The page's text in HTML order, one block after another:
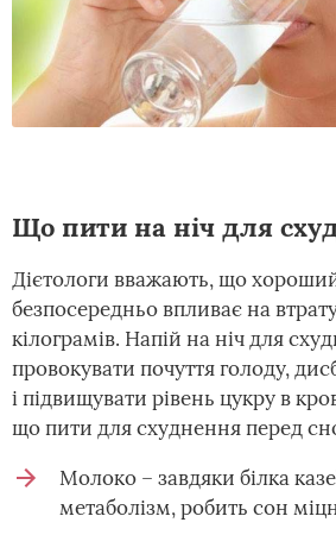
Що пити на ніч для
Дієтологи вважають, що
безпосередньо впливає на
кілограмів. Напій на ніч для
провокувати почуття голоду,
і підвищувати рівень цукру в
що пити для схуднення перед
Молоко – завдяки білка
метаболізм, робить сон